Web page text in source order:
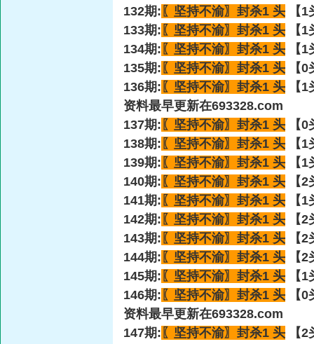
132期: 〖坚持不渝〗 封杀1 头 【1
133期: 〖坚持不渝〗 封杀1 头 【1
134期: 〖坚持不渝〗 封杀1 头 【1
135期: 〖坚持不渝〗 封杀1 头 【0
136期: 〖坚持不渝〗 封杀1 头 【1
资料最早更新在693328.com
137期: 〖坚持不渝〗 封杀1 头 【0
138期: 〖坚持不渝〗 封杀1 头 【1
139期: 〖坚持不渝〗 封杀1 头 【1
140期: 〖坚持不渝〗 封杀1 头 【2
141期: 〖坚持不渝〗 封杀1 头 【1
142期: 〖坚持不渝〗 封杀1 头 【2
143期: 〖坚持不渝〗 封杀1 头 【2
144期: 〖坚持不渝〗 封杀1 头 【2
145期: 〖坚持不渝〗 封杀1 头 【1
146期: 〖坚持不渝〗 封杀1 头 【0
资料最早更新在693328.com
147期: 〖坚持不渝〗 封杀1 头 【2